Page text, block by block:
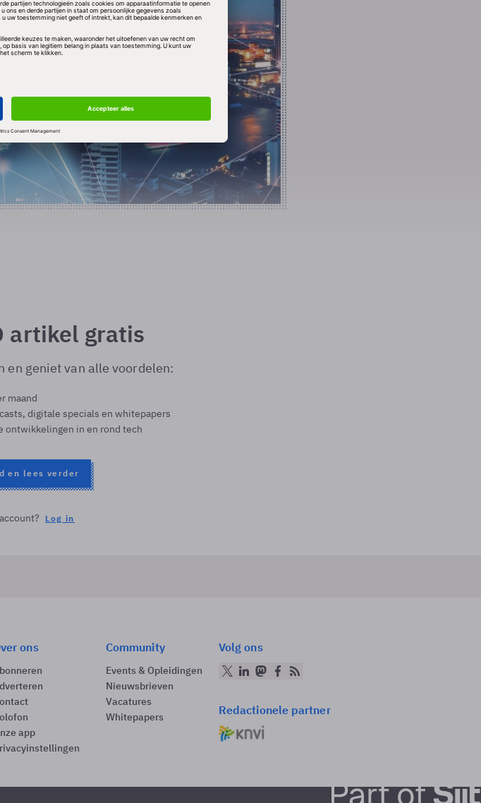
artikel gratis
en geniet van alle voordelen:
maand
digitale specials en whitepapers
in en rond tech
en lees verder
Log in
ons
app
Community
Events & Opleidingen
Nieuwsbrieven
Vacatures
Whitepapers
Volg ons
Redactionele partner